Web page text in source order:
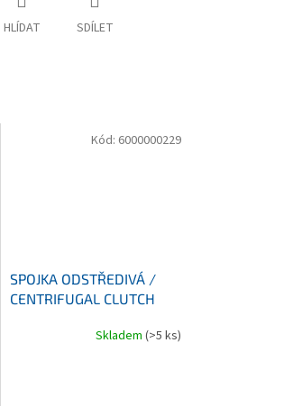
HLÍDAT SDÍLET
SPOJKA ODSTŘEDIVÁ /
CENTRIFUGAL CLUTCH
Skladem (>5 ks)
Kód: 6000000229